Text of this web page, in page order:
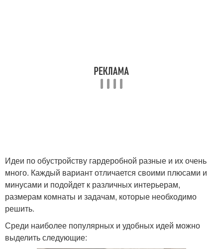
Идеи по обустройству гардеробной разные и их очень
много. Каждый вариант отличается своими плюсами и
минусами и подойдет к различных интерьерам,
размерам комнаты и задачам, которые необходимо
решить.
Среди наиболее популярных и удобных идей можно
выделить следующие: